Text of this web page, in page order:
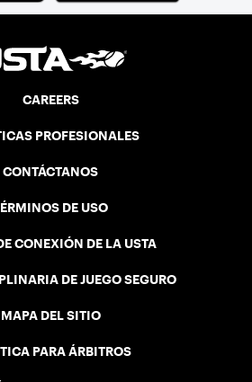
CAREERS
PROFESIONALES
CONTÁCTANOS
DE USO
CONEXIÓN DE LA USTA
DE JUEGO SEGURO
MAPA DEL SITIO
PARA ÁRBITROS